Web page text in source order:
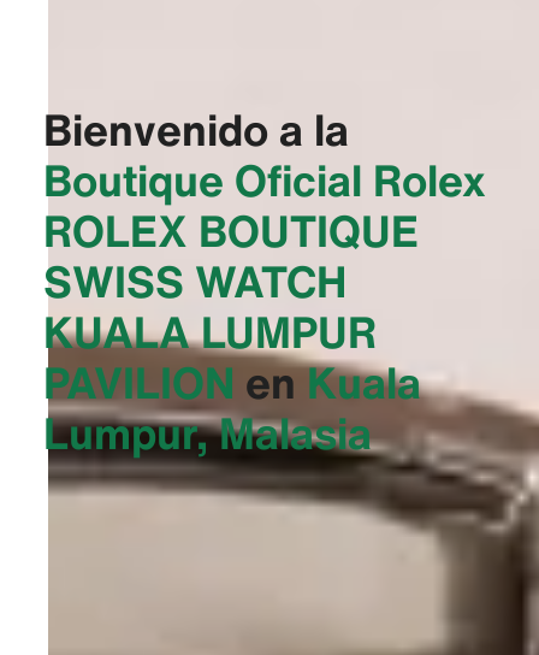
Bienvenido a la
Boutique Oficial Rolex
‭ROLEX BOUTIQUE
SWISS WATCH
KUALA LUMPUR
PAVILION‬ enKuala
Lumpur, Malasia